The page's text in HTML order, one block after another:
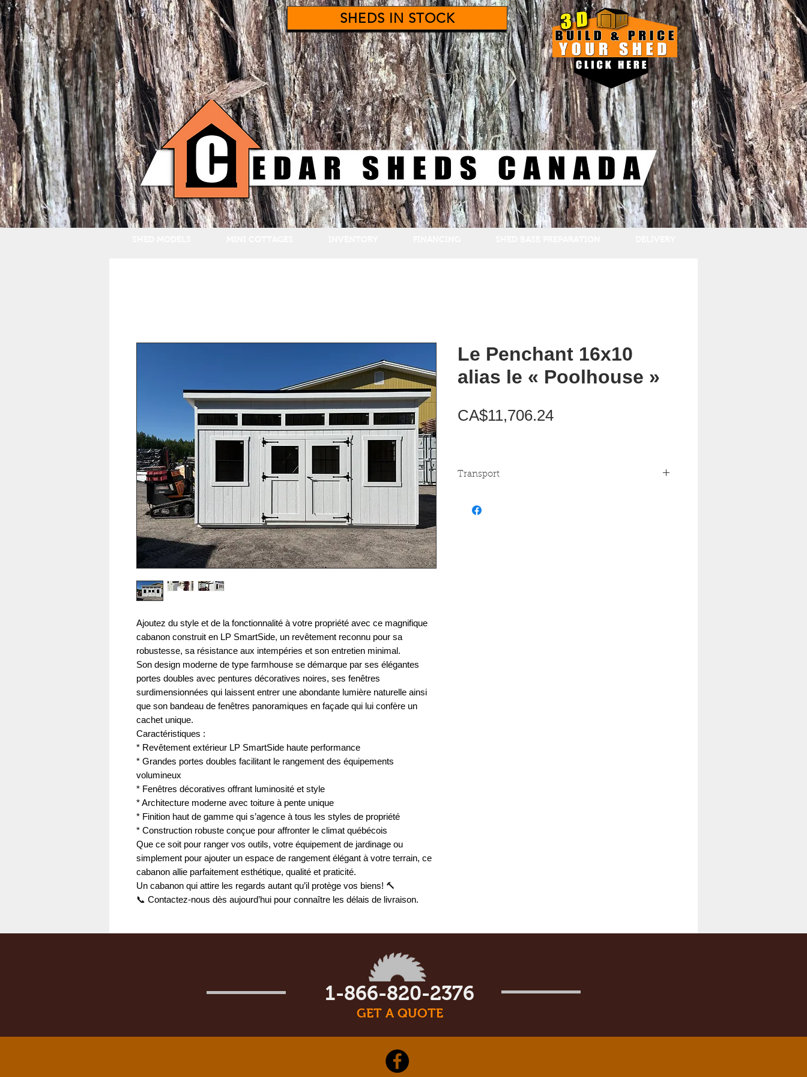
SHEDS IN STOCK
Ajoutez du style et de la fonctionnalité à votre propriété avec ce magnifique
cabanon construit en LP SmartSide, un revêtement reconnu pour sa
robustesse, sa résistance aux intempéries et son entretien minimal.
Son design moderne de type farmhouse se démarque par ses élégantes
portes doubles avec pentures décoratives noires, ses fenêtres
surdimensionnées qui laissent entrer une abondante lumière naturelle ainsi
que son bandeau de fenêtres panoramiques en façade qui lui confère un
cachet unique.
Caractéristiques :
* Revêtement extérieur LP SmartSide haute performance
* Grandes portes doubles facilitant le rangement des équipements
volumineux
* Fenêtres décoratives offrant luminosité et style
* Architecture moderne avec toiture à pente unique
* Finition haut de gamme qui s’agence à tous les styles de propriété
* Construction robuste conçue pour affronter le climat québécois
Que ce soit pour ranger vos outils, votre équipement de jardinage ou
simplement pour ajouter un espace de rangement élégant à votre terrain, ce
cabanon allie parfaitement esthétique, qualité et praticité.
Un cabanon qui attire les regards autant qu’il protège vos biens! 🔨
📞 Contactez-nous dès aujourd’hui pour connaître les délais de livraison.
Le Penchant 16x10
alias le « Poolhouse »
CA$11,706.24Price
Transport
livraison.
1-866-820-2376
GET A QUOTE